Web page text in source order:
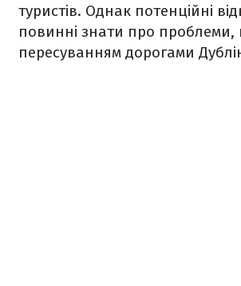
туристів. Однак потенційні
повинні знати про проблеми,
пересуванням дорогами